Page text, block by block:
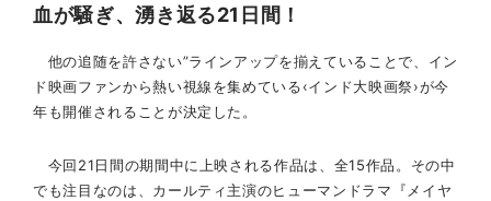
血が騒ぎ、湧き返る21日間！
他の追随を許さない”ラインアップを揃えていることで、イン
ド映画ファンから熱い視線を集めている‹インド大映画祭›が今
年も開催されることが決定した。
今回21日間の期間中に上映される作品は、全15作品。その中
でも注目なのは、カールティ主演のヒューマンドラマ『メイヤ